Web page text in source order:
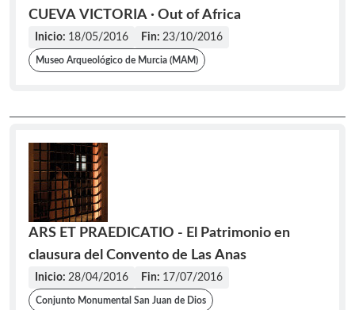
CUEVA VICTORIA · Out of Africa
Inicio: 18/05/2016 Fin: 23/10/2016
Museo Arqueológico de Murcia (MAM)
ARS ET PRAEDICATIO - El Patrimonio en
clausura del Convento de Las Anas
Inicio: 28/04/2016 Fin: 17/07/2016
Conjunto Monumental San Juan de Dios